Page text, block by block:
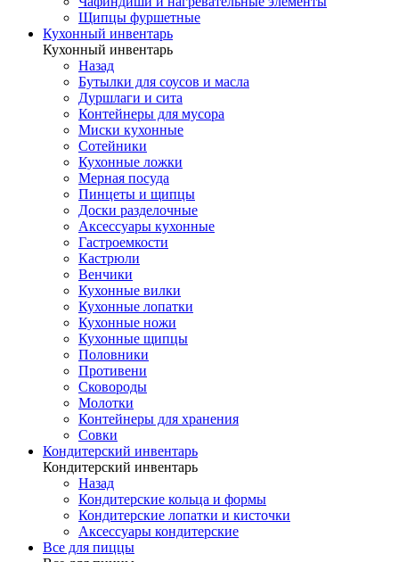
Щипцы фуршетные
Кухонный инвентарь
Кухонный инвентарь
Назад
Бутылки для соусов и масла
Дуршлаги и сита
Контейнеры для мусора
Миски кухонные
Сотейники
Кухонные ложки
Мерная посуда
Пинцеты и щипцы
Доски разделочные
Аксессуары кухонные
Гастроемкости
Кастрюли
Венчики
Кухонные вилки
Кухонные лопатки
Кухонные ножи
Кухонные щипцы
Половники
Противени
Сковороды
Молотки
Контейнеры для хранения
Совки
Кондитерский инвентарь
Кондитерский инвентарь
Назад
Кондитерские кольца и формы
Кондитерские лопатки и кисточки
Аксессуары кондитерские
Все для пиццы